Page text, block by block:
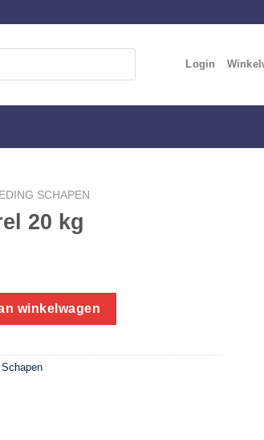
Login
SCHAPEN
20 kg
winkelwagen